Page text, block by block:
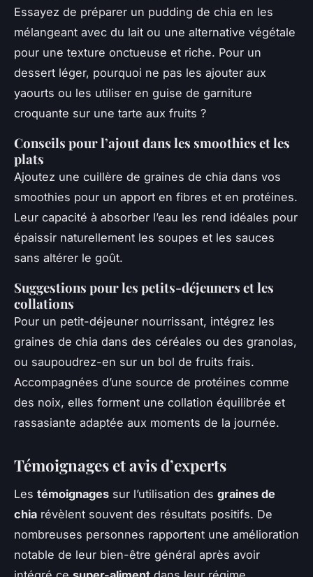
Essayez de préparer un pudding de chia en les
mélangeant avec du lait ou une alternative végétale
pour une texture onctueuse et riche. Pour un
dessert léger, pourquoi ne pas les ajouter aux
yaourts ou les utiliser en guise de garniture
croquante sur une tarte aux fruits ?
Conseils pour l’ajout dans les smoothies et les
plats
Ajoutez une cuillère de graines de chia dans vos
smoothies pour un apport en fibres et en protéines.
Leur capacité à absorber l’eau les rend idéales pour
épaissir naturellement les soupes et les sauces
sans altérer le goût.
Suggestions pour les petits-déjeuners et les
collations
Pour un petit-déjeuner nourrissant, intégrez les
graines de chia dans des céréales ou des granolas,
ou saupoudrez-en sur un bol de fruits frais.
Accompagnées d’une source de protéines comme
des noix, elles forment une collation équilibrée et
rassasiante adaptée aux moments de la journée.
Témoignages et avis d’experts
Les témoignages sur l’utilisation des graines de
chia révèlent souvent des résultats positifs. De
nombreuses personnes rapportent une amélioration
notable de leur bien-être général après avoir